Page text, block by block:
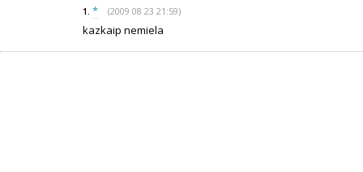
1. * (2009 08 23 21:59)
kazkaip nemiela